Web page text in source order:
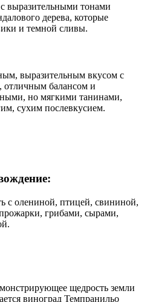
выразительными тонами
дерева, которые
и темной сливы.
выразительным вкусом с
балансом и
но мягкими танинами,
сухим послевкусием.
с олениной, птицей, свининой,
грибами, сырами,
щедрость земли
виноград Темпранильо